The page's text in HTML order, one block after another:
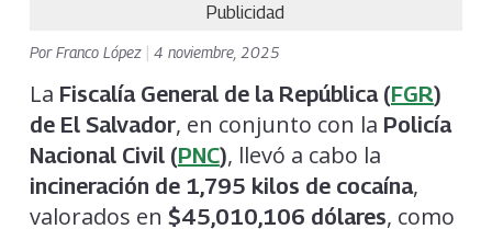
Publicidad
PorFranco López 4 noviembre, 2025
La Fiscalía General de la República (FGR)
de El Salvador, en conjunto con la Policía
Nacional Civil (PNC), llevó a cabo la
incineración de 1,795 kilos de cocaína,
valorados en $45,010,106 dólares, como